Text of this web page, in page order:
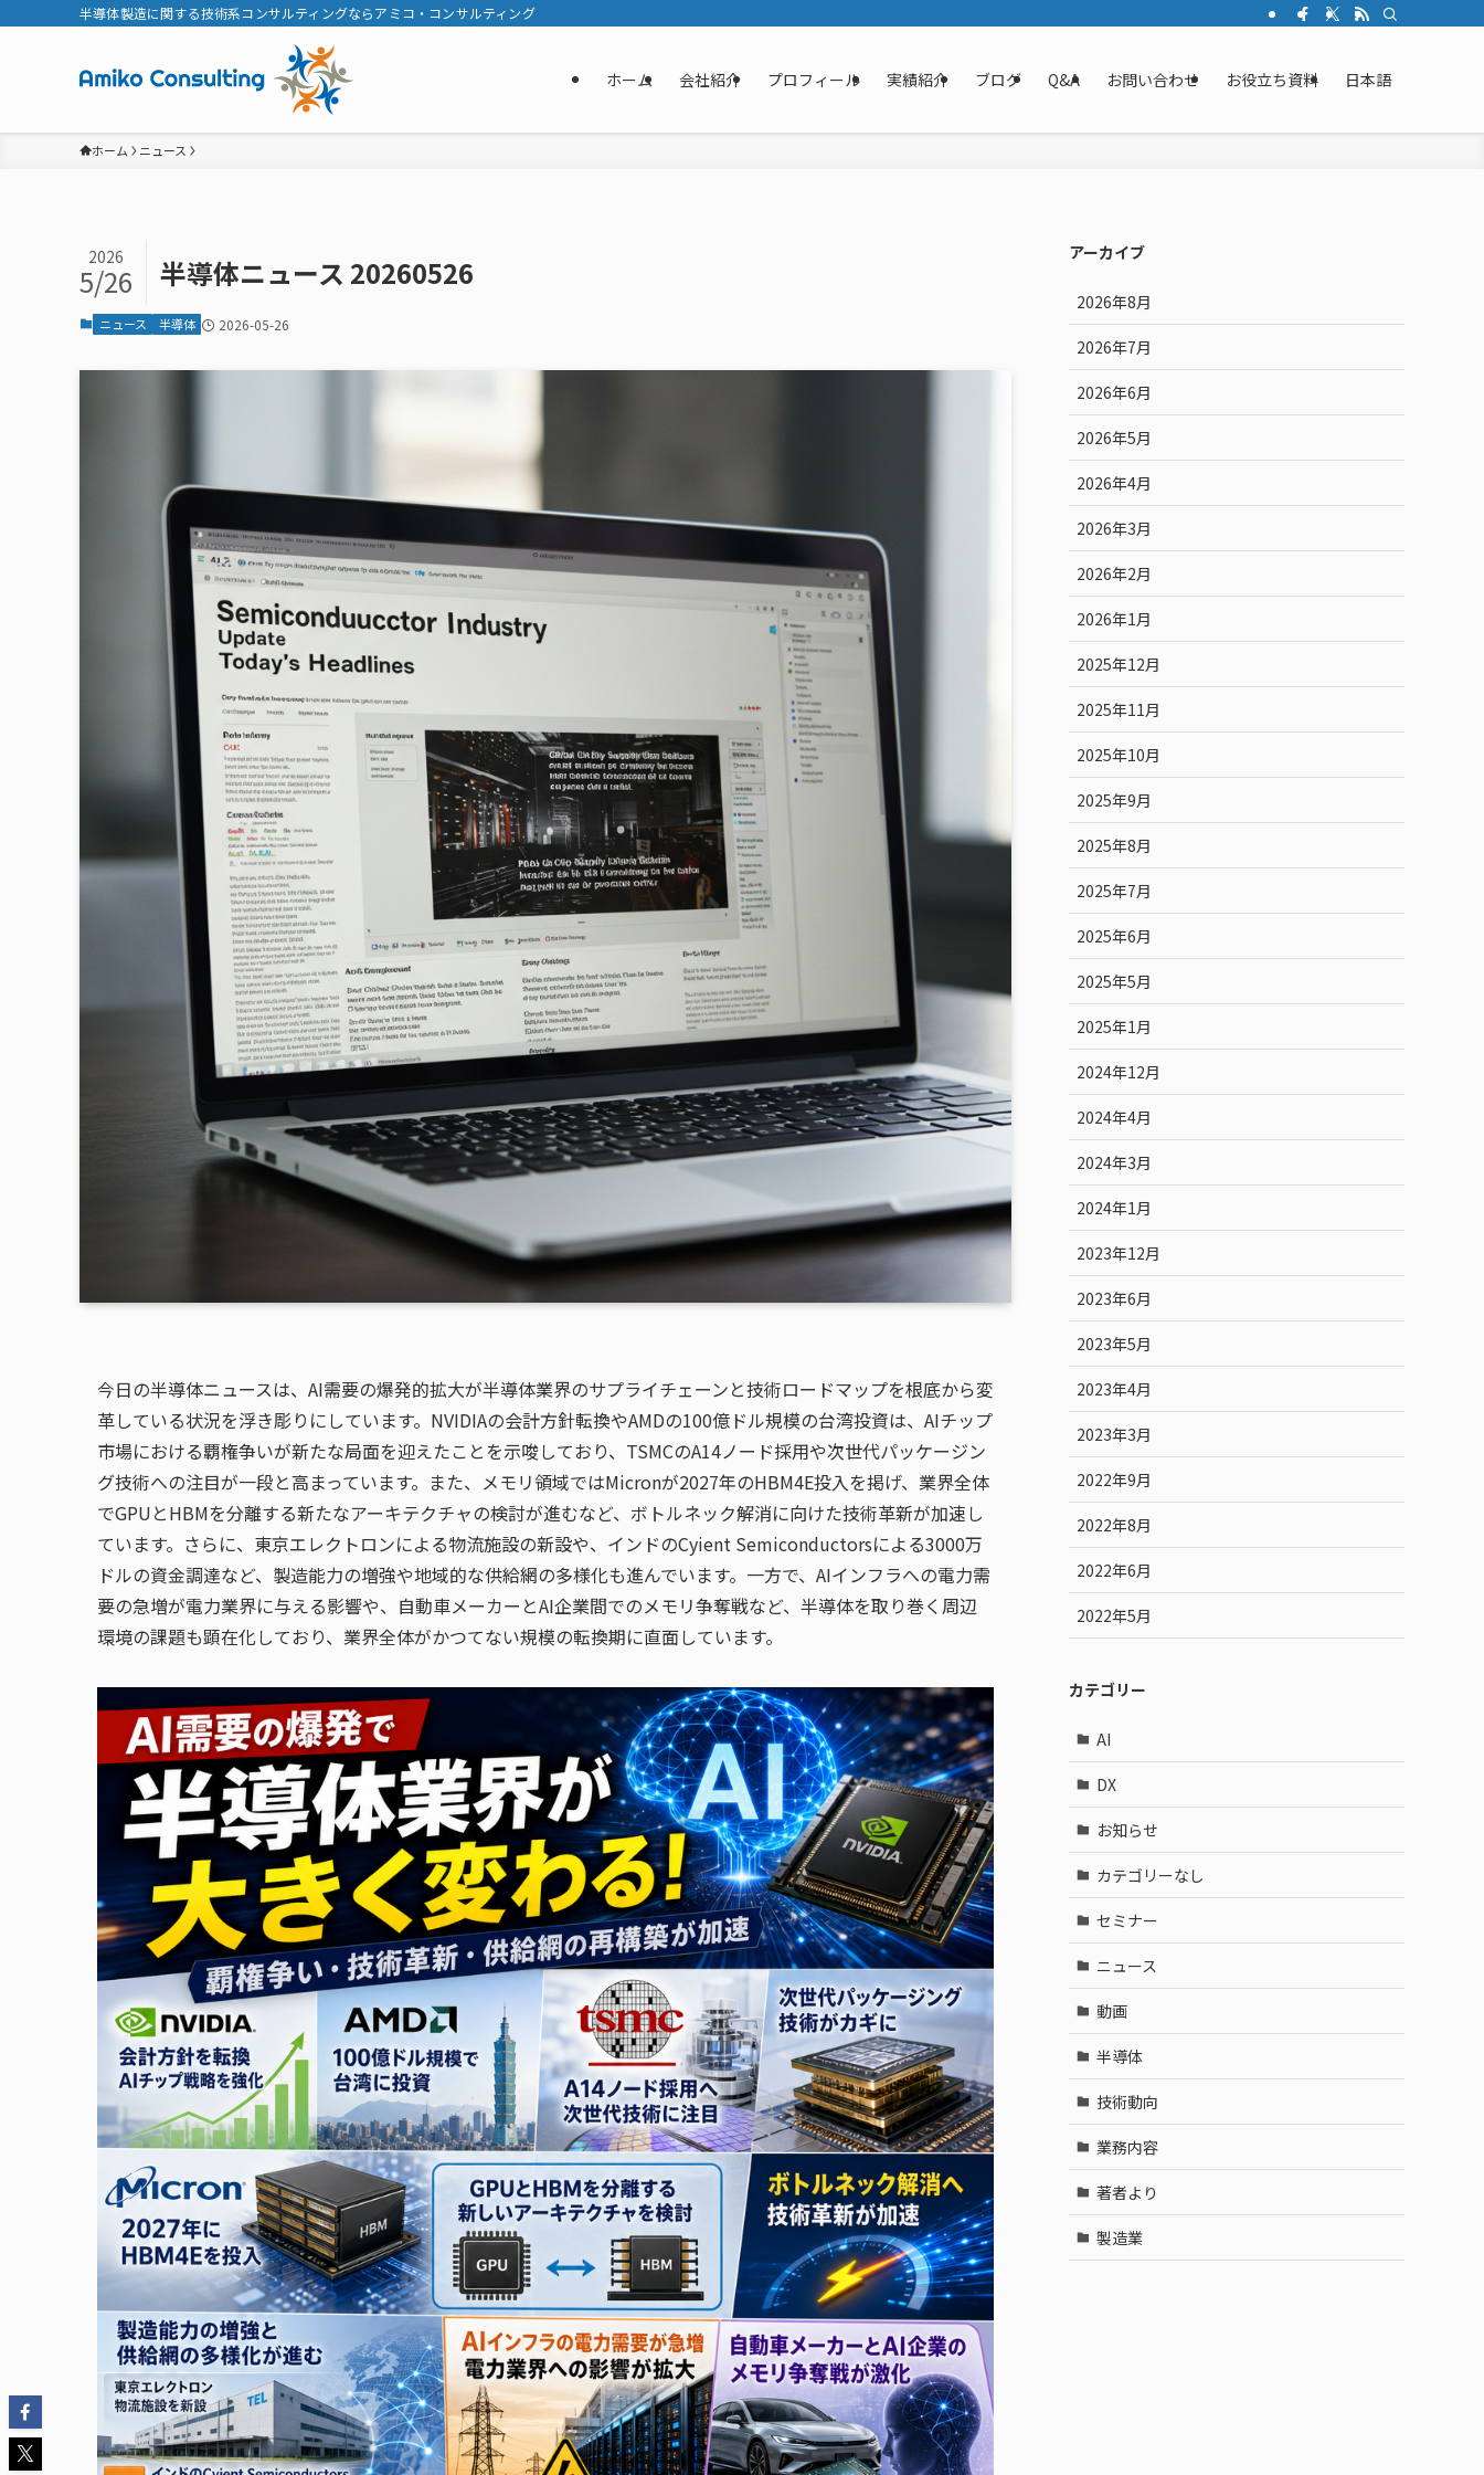
半導体製造に関する技術系コンサルティングならアミコ・コンサルティング
ホーム 会社紹介 プロフィール 実績紹介 ブログ Q&A お問い合わせ お役立ち資料 日本語
ホーム ニュース
半導体ニュース 20260526
2026
5/26
ニュース 半導体 2026-05-26
今日の半導体ニュースは、AI需要の爆発的拡大が半導体業界のサプライチェーンと技術ロードマップを根底から変
革している状況を浮き彫りにしています。NVIDIAの会計方針転換やAMDの100億ドル規模の台湾投資は、AIチップ
市場における覇権争いが新たな局面を迎えたことを示唆しており、TSMCのA14ノード採用や次世代パッケージン
グ技術への注目が一段と高まっています。また、メモリ領域ではMicronが2027年のHBM4E投入を掲げ、業界全体
でGPUとHBMを分離する新たなアーキテクチャの検討が進むなど、ボトルネック解消に向けた技術革新が加速し
ています。さらに、東京エレクトロンによる物流施設の新設や、インドのCyient Semiconductorsによる3000万
ドルの資金調達など、製造能力の増強や地域的な供給網の多様化も進んでいます。一方で、AIインフラへの電力需
要の急増が電力業界に与える影響や、自動車メーカーとAI企業間でのメモリ争奪戦など、半導体を取り巻く周辺
環境の課題も顕在化しており、業界全体がかつてない規模の転換期に直面しています。
アーカイブ
2026年8月
2026年7月
2026年6月
2026年5月
2026年4月
2026年3月
2026年2月
2026年1月
2025年12月
2025年11月
2025年10月
2025年9月
2025年8月
2025年7月
2025年6月
2025年5月
2025年1月
2024年12月
2024年4月
2024年3月
2024年1月
2023年12月
2023年6月
2023年5月
2023年4月
2023年3月
2022年9月
2022年8月
2022年6月
2022年5月
カテゴリー
AI
DX
お知らせ
カテゴリーなし
セミナー
ニュース
動画
半導体
技術動向
業務内容
著者より
製造業